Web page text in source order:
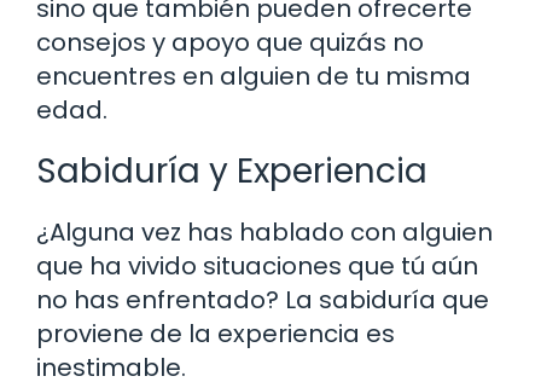
sino que también pueden ofrecerte
consejos y apoyo que quizás no
encuentres en alguien de tu misma
edad.
Sabiduría y Experiencia
¿Alguna vez has hablado con alguien
que ha vivido situaciones que tú aún
no has enfrentado? La sabiduría que
proviene de la experiencia es
inestimable.